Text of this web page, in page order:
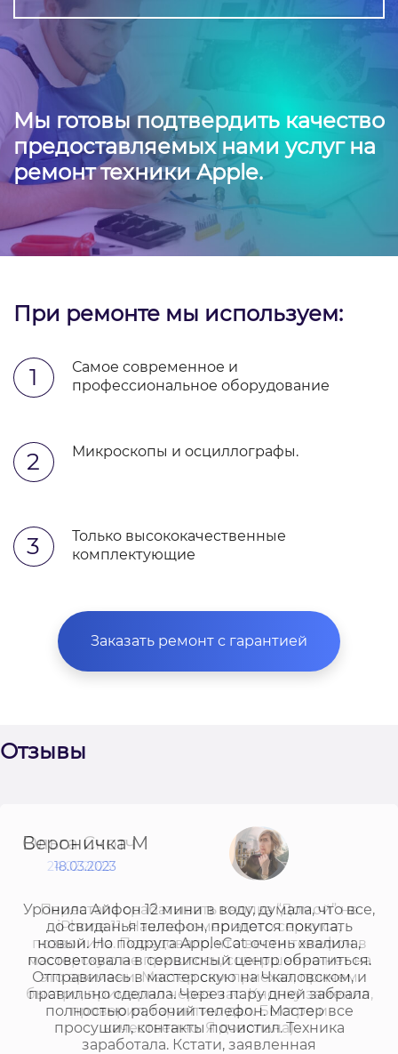
Мы готовы подтвердить качество
предоставляемых нами услуг на
ремонт техники Apple.
При ремонте мы используем:
1
Самое современное и
профессиональное оборудование
2 Микроскопы и осциллографы.
3
Только высококачественные
комплектующие
Заказать ремонт с гарантией
Отзывы
Вероничка М
18.03.2023
Уронила Айфон 12 мини в воду, думала, что все,
до свиданья телефон, придется покупать
новый. Но подруга AppleCat очень хвалила,
посоветовала в сервисный центр обратиться.
Отправилась в мастерскую на Чкаловском, и
правильно сделала. Через пару дней забрала
полностью рабочий телефон. Мастер все
просушил, контакты почистил. Техника
заработала. Кстати, заявленная